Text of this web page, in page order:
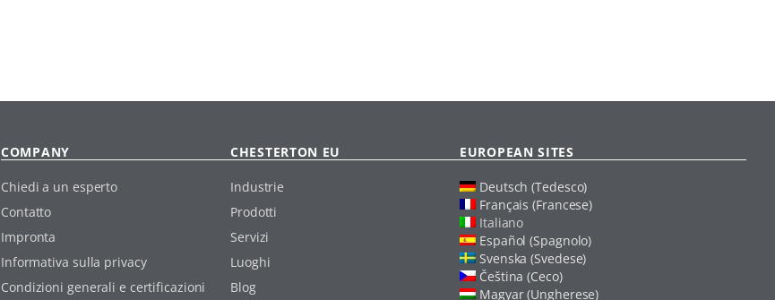
COMPANY
Chiedi a un esperto
Contatto
Impronta
Informativa sulla privacy
Condizioni generali e certificazioni
CHESTERTON EU
Industrie
Prodotti
Servizi
Luoghi
Blog
EUROPEAN SITES
Deutsch (Tedesco)
Français (Francese)
Italiano
Español (Spagnolo)
Svenska (Svedese)
Čeština (Ceco)
Magyar (Ungherese)